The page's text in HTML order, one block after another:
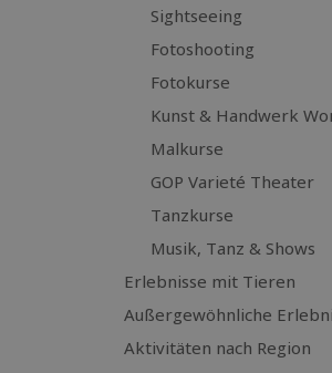
Sightseeing
Fotoshooting
Fotokurse
Kunst & Handwerk
Malkurse
GOP Varieté Theater
Tanzkurse
Musik, Tanz & Shows
Erlebnisse mit Tieren
Außergewöhnliche
Aktivitäten nach Region